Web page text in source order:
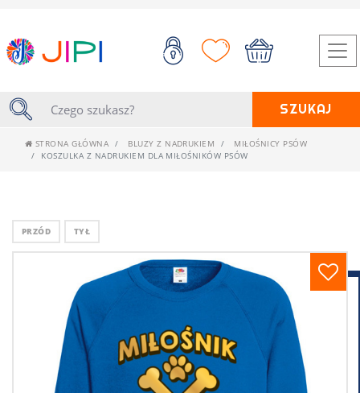
SZUKAJ
STRONA GŁÓWNA BLUZY Z NADRUKIEM
MIŁOŚNICY PSÓW
KOSZULKA Z NADRUKIEM DLA MIŁOŚNIKÓW PSÓW
PRZÓD TYŁ